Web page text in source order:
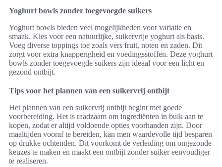
Yoghurt bowls zonder toegevoegde suikers
Yoghurt bowls bieden veel mogelijkheden voor variatie en
smaak. Kies voor een natuurlijke, suikervrije yoghurt als basis.
Voeg diverse toppings toe zoals vers fruit, noten en zaden. Dit
zorgt voor extra knapperigheid en voedingsstoffen. Deze yoghurt
bowls zonder toegevoegde suikers zijn ideaal voor een licht en
gezond ontbijt.
Tips voor het plannen van een suikervrij ontbijt
Het plannen van een suikervrij ontbijt begint met goede
voorbereiding. Het is raadzaam om ingrediënten in bulk aan te
kopen, zodat er altijd voldoende opties voorhanden zijn. Door
maaltijden vooraf te bereiden, kan men waardevolle tijd besparen
op drukke ochtenden. Dit voorkomt de verleiding om ongezonde
keuzes te maken en maakt een ontbijt zonder suiker eenvoudiger
te realiseren.